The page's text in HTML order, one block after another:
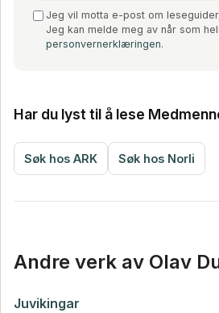
Jeg vil motta e-post om
Jeg kan melde meg av når som
personvernerklæringen.
Har du lyst til å lese
Søk hos ARK Søk hos Norli
Andre verk av Olav
Juvikingar